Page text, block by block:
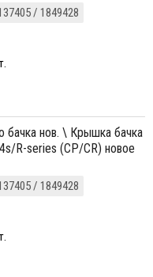
/ 1849428
R-series (CP/CR) новое
/ 1849428